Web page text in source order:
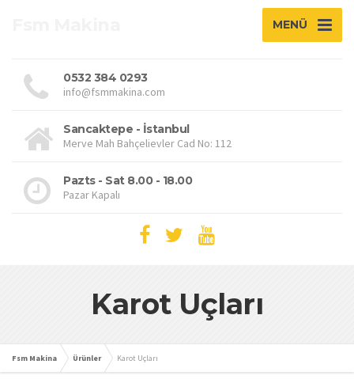
MENÜ
0532 384 0293
info@fsmmakina.com
Sancaktepe - İstanbul
Merve Mah Bahçelievler Cad No: 112
Pazts - Sat 8.00 - 18.00
Pazar Kapalı
Karot Uçları
Fsm Makina Ürünler Karot Uçları